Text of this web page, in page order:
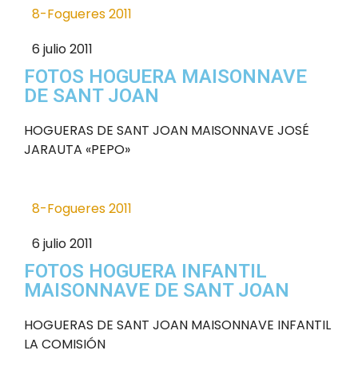
8-Fogueres 2011
6 julio 2011
FOTOS HOGUERA MAISONNAVE
DE SANT JOAN
HOGUERAS DE SANT JOAN MAISONNAVE JOSÉ
JARAUTA «PEPO»
8-Fogueres 2011
6 julio 2011
FOTOS HOGUERA INFANTIL
MAISONNAVE DE SANT JOAN
HOGUERAS DE SANT JOAN MAISONNAVE INFANTIL
LA COMISIÓN